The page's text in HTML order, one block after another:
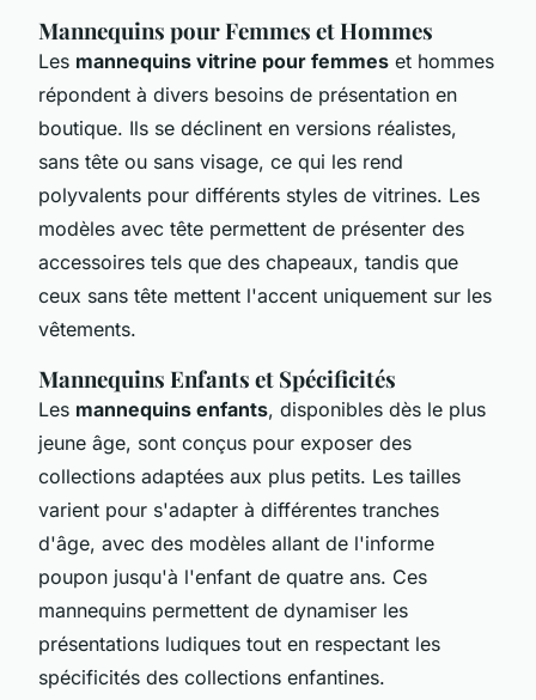
Mannequins pour Femmes et Hommes
Les mannequins vitrine pour femmes et hommes
répondent à divers besoins de présentation en
boutique. Ils se déclinent en versions réalistes,
sans tête ou sans visage, ce qui les rend
polyvalents pour différents styles de vitrines. Les
modèles avec tête permettent de présenter des
accessoires tels que des chapeaux, tandis que
ceux sans tête mettent l'accent uniquement sur les
vêtements.
Mannequins Enfants et Spécificités
Les mannequins enfants, disponibles dès le plus
jeune âge, sont conçus pour exposer des
collections adaptées aux plus petits. Les tailles
varient pour s'adapter à différentes tranches
d'âge, avec des modèles allant de l'informe
poupon jusqu'à l'enfant de quatre ans. Ces
mannequins permettent de dynamiser les
présentations ludiques tout en respectant les
spécificités des collections enfantines.